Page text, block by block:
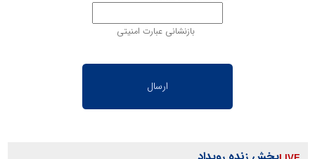
بازنشانی عبارت امنیتی